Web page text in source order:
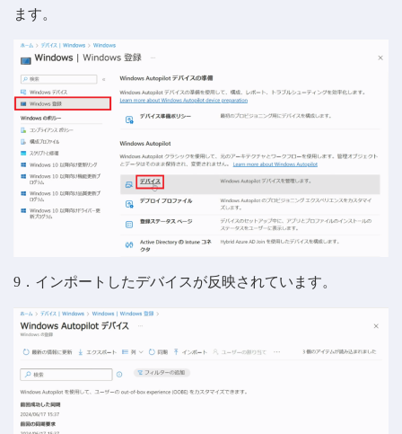
ます。
9．インポートしたデバイスが反映されています。